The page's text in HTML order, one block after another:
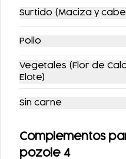
COMBO FLAUTAS
Surtido (Maciza y
Pollo
Vegetales (Flor de
Elote)
Sin carne
Complementos
pozole 4